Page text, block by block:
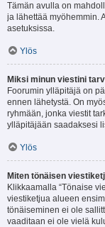
Tämän avulla on
ja lähettää myöhemmin.
asetuksissa.
Ylös
Miksi minun viestini
Foorumin ylläpitäjä on
ennen lähetystä. On
ryhmään, jonka viestit
ylläpitäjään saadaksesi
Ylös
Miten tönäisen
Klikkaamalla “Tönaise
viestiketjua alueen
tönäiseminen ei ole
vaaditaan ei ole vielä